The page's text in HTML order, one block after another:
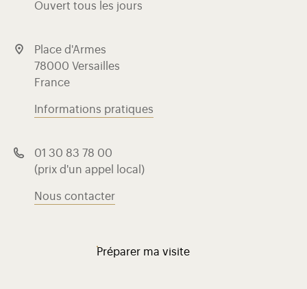
Ouvert tous les jours
Place d'Armes
78000 Versailles
France
Informations pratiques
01 30 83 78 00
(prix d'un appel local)
Nous contacter
Préparer ma visite